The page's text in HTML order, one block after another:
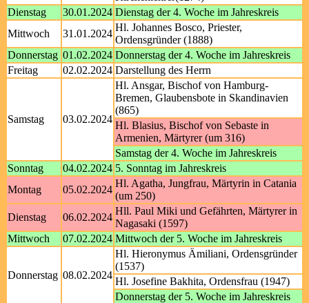
Dienstag
30.01.2024 Dienstag der 4. Woche im Jahreskreis
Mittwoch
31.01.2024
Hl. Johannes Bosco, Priester,
Ordensgründer (1888)
Donnerstag 01.02.2024 Donnerstag der 4. Woche im Jahreskreis
Freitag
02.02.2024 Darstellung des Herrn
Samstag 03.02.2024
Hl. Ansgar, Bischof von Hamburg-
Bremen, Glaubensbote in Skandinavien
(865)
Hl. Blasius, Bischof von Sebaste in
Armenien, Märtyrer (um 316)
Samstag der 4. Woche im Jahreskreis
Sonntag
04.02.2024 5. Sonntag im Jahreskreis
Montag
05.02.2024
Hl. Agatha, Jungfrau, Märtyrin in Catania
(um 250)
Dienstag
06.02.2024
Hll. Paul Miki und Gefährten, Märtyrer in
Nagasaki (1597)
Mittwoch
07.02.2024 Mittwoch der 5. Woche im Jahreskreis
Donnerstag 08.02.2024
Hl. Hieronymus Ämiliani, Ordensgründer
(1537)
Hl. Josefine Bakhita, Ordensfrau (1947)
Donnerstag der 5. Woche im Jahreskreis